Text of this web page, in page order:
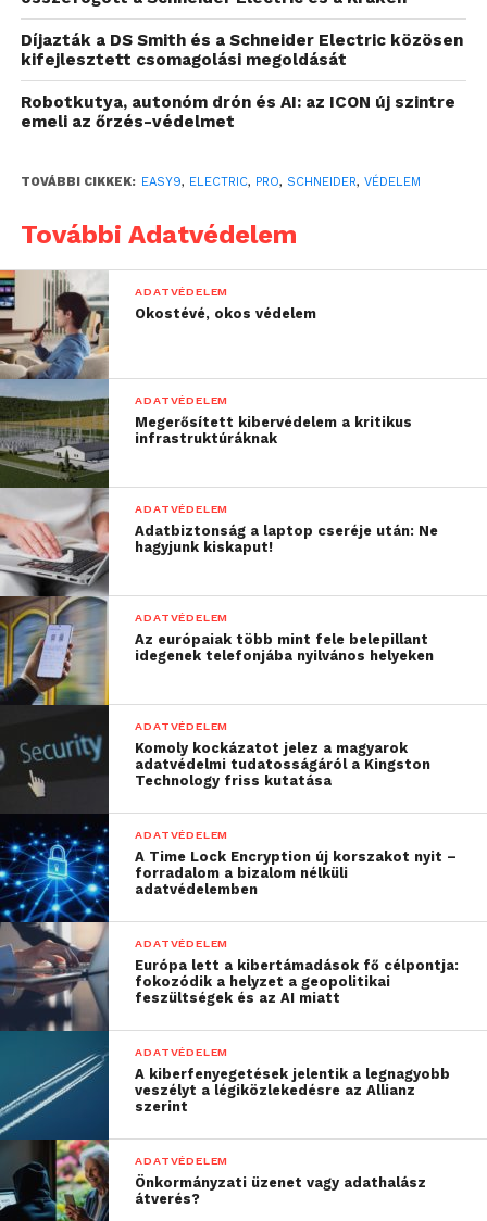
A vállalat új innovációját 2025. május 7-én, a cég által
szervezett Innovation Day rendezvényen mutatták
be a szakmai közönségnek. A nagyszabású
eseményen a Schneider Electric partnerei,
kiskereskedők, berendezésgyártók és
villanyszerelők voltak a meghívottak között, akik
részletes tájékoztatást kaptak az új termékcsaládról,
emellett pedig testközelből is megismerhették azt.
Az új megoldás megfelel az európai szabványoknak,
kompatibilis a segédkészülékekkel és 6 kA-es
névleges megszakítóképességgel rendelkezik. Az
Easy9 Pro kiegészíti a Schneider Electric meglévő
Easy kínálatát, így a cég portfóliójában már elérhető
a költséghatékony elektromos elosztási megoldások
teljes spektruma.
Fókuszban a rugalmasság és a
megbízhatóság
Az Easy9 Pro-t úgy tervezték, hogy rugalmasságot
biztosítson és megfeleljen a különböző projektek és
felhasználási célok során felmerülő változatos
igényeknek. A széles funkcióválasztékának
köszönhetően lakossági és nem lakossági projektek
során egyaránt alkalmazható.
Az Easy9 Pro-hoz tartozó kismegszakítók
kompatibilisek az alapvető segédérintkezőkkel, így
sokféle igény kiszolgálására alkalmasak. Rugalmasan
csatlakoztathatóak a villás gyűjtősínekhez, aminek
köszönhetően gyorsabb és biztonságosabb villamos
kapcsolatot lehet megvalósítani a védelmi
készülékek között.
Díjazták a DS Smith és a Schneider Electric közösen
kifejlesztett csomagolási megoldását
Robotkutya, autonóm drón és AI: az ICON új szintre
emeli az őrzés-védelmet
TOVÁBBI CIKKEK: EASY9, ELECTRIC, PRO, SCHNEIDER, VÉDELEM
További Adatvédelem
ADATVÉDELEM
Okostévé, okos védelem
ADATVÉDELEM
Megerősített kibervédelem a kritikus
infrastruktúráknak
ADATVÉDELEM
Adatbiztonság a laptop cseréje után: Ne
hagyjunk kiskaput!
ADATVÉDELEM
Az európaiak több mint fele belepillant
idegenek telefonjába nyilvános helyeken
ADATVÉDELEM
Komoly kockázatot jelez a magyarok
adatvédelmi tudatosságáról a Kingston
Technology friss kutatása
ADATVÉDELEM
A Time Lock Encryption új korszakot nyit –
forradalom a bizalom nélküli
adatvédelemben
ADATVÉDELEM
Európa lett a kibertámadások fő célpontja:
fokozódik a helyzet a geopolitikai
feszültségek és az AI miatt
ADATVÉDELEM
A kiberfenyegetések jelentik a legnagyobb
veszélyt a légiközlekedésre az Allianz
szerint
ADATVÉDELEM
Önkormányzati üzenet vagy adathalász
átverés?